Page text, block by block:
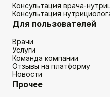
Консультация врача-
Консультация
Для пользователей
Врачи
Услуги
Команда компании
Отзывы на платформу
Новости
Прочее